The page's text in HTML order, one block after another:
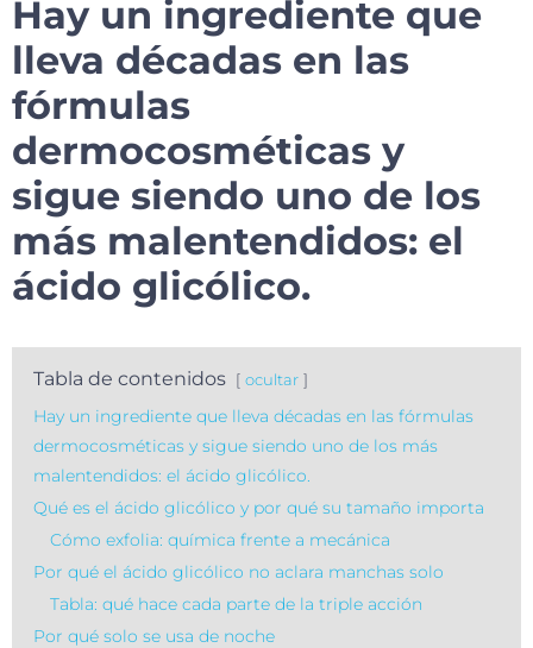
Hay un ingrediente que
lleva décadas en las
fórmulas
dermocosméticas y
sigue siendo uno de los
más malentendidos: el
ácido glicólico.
Tabla de contenidos ocultar
Hay un ingrediente que lleva décadas en las fórmulas
dermocosméticas y sigue siendo uno de los más
malentendidos: el ácido glicólico.
Qué es el ácido glicólico y por qué su tamaño importa
Cómo exfolia: química frente a mecánica
Por qué el ácido glicólico no aclara manchas solo
Tabla: qué hace cada parte de la triple acción
Por qué solo se usa de noche